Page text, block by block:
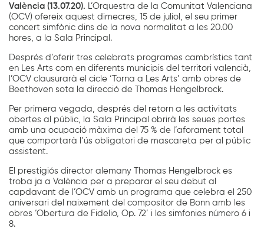
València (13.07.20). L’Orquestra de la Comunitat Valenciana
(OCV) ofereix aquest dimecres, 15 de juliol, el seu primer
concert simfònic dins de la nova normalitat a les 20.00
hores, a la Sala Principal.
Després d’oferir tres celebrats programes cambrístics tant
en Les Arts com en diferents municipis del territori valencià,
l’OCV clausurarà el cicle ‘Torna a Les Arts’ amb obres de
Beethoven sota la direcció de Thomas Hengelbrock.
Per primera vegada, després del retorn a les activitats
obertes al públic, la Sala Principal obrirà les seues portes
amb una ocupació màxima del 75 % de l’aforament total
que comportarà l’ús obligatori de mascareta per al públic
assistent.
El prestigiós director alemany Thomas Hengelbrock es
troba ja a València per a preparar el seu debut al
capdavant de l’OCV amb un programa que celebra el 250
aniversari del naixement del compositor de Bonn amb les
obres ‘Obertura de Fidelio, Op. 72’ i les simfonies número 6 i
8.